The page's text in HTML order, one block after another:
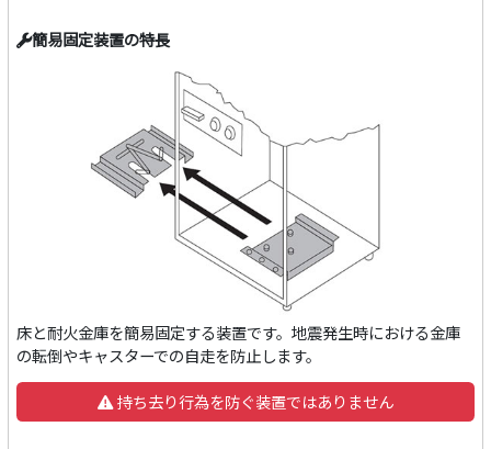
簡易固定装置の特長
床と耐火金庫を簡易固定する装置です。地震発生時における金庫
の転倒やキャスターでの自走を防止します。
持ち去り行為を防ぐ装置ではありません